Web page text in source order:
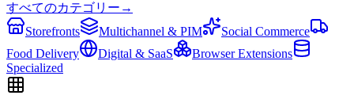
すべてのカテゴリー →
Storefronts
Multichannel & PIM
Social Commerce
Food Delivery
Digital & SaaS
Browser Extensions
Specialized